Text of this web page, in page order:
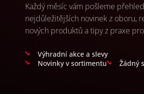
Každý měsíc vám pošleme přehled
nejdůležitějších novinek z oboru,
nových produktů a tipy z praxe
Výhradní akce a slevy
Novinky v sortimentu
Žádný